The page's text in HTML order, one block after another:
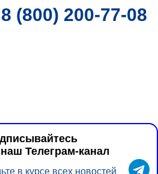
8 (800) 200-77-08
Телеграм-канал
в курсе всех новостей